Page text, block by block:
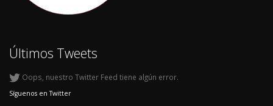
Últimos Tweets
Oops, nuestro Twitter Feed tiene algún error.
Síguenos en Twitter